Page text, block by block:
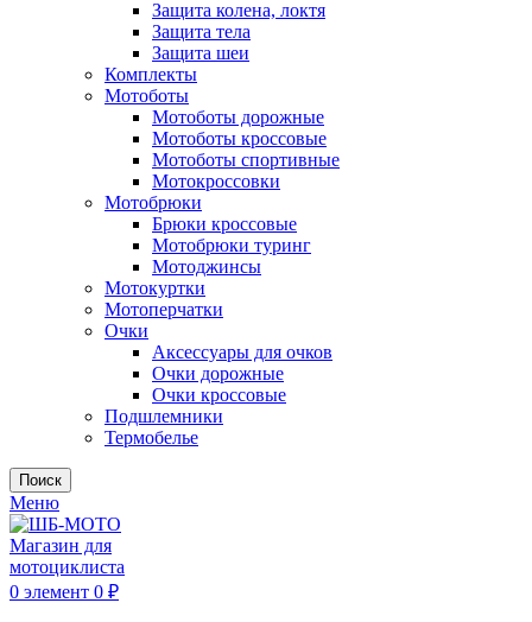
Защита колена, локтя
Защита тела
Защита шеи
Комплекты
Мотоботы
Мотоботы дорожные
Мотоботы кроссовые
Мотоботы спортивные
Мотокроссовки
Мотобрюки
Брюки кроссовые
Мотобрюки туринг
Мотоджинсы
Мотокуртки
Мотоперчатки
Очки
Аксессуары для очков
Очки дорожные
Очки кроссовые
Подшлемники
Термобелье
Поиск
Меню
0 элемент 0 ₽